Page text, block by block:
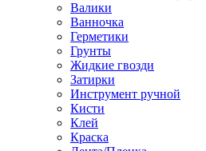
Валики
Ванночка
Герметики
Грунты
Жидкие гвозди
Затирки
Инструмент ручной
Кисти
Клей
Краска